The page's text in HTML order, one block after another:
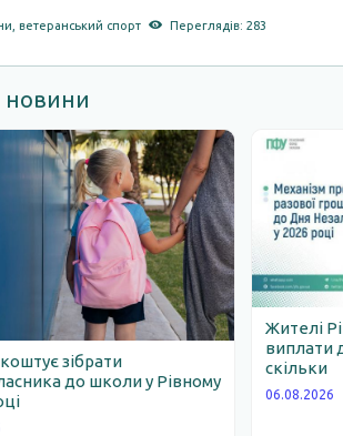
,ветеранський спорт Переглядів: 283
новини
зібрати
до школи у Рівному
Жителі
виплати
скільки
06.08.2026